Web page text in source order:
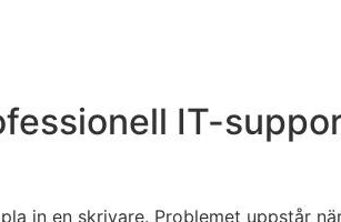
IT-
in en skrivare. Problemet uppstår